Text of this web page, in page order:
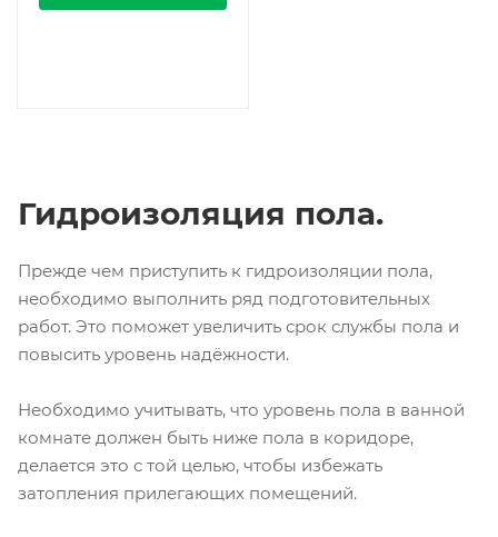
Гидроизоляция пола.
Прежде чем приступить к гидроизоляции пола,
необходимо выполнить ряд подготовительных
работ. Это поможет увеличить срок службы пола и
повысить уровень надёжности.
Необходимо учитывать, что уровень пола в ванной
комнате должен быть ниже пола в коридоре,
делается это с той целью, чтобы избежать
затопления прилегающих помещений.